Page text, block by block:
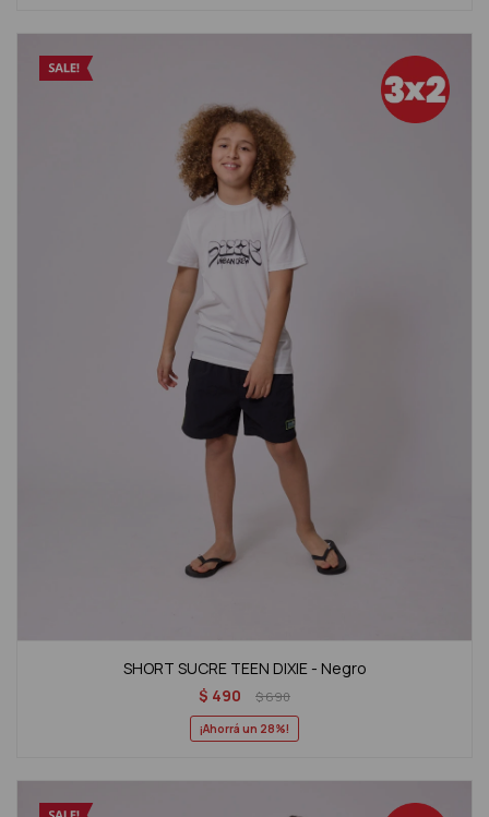
SHORT SUCRE TEEN DIXIE - Negro
$ 490 $690
28